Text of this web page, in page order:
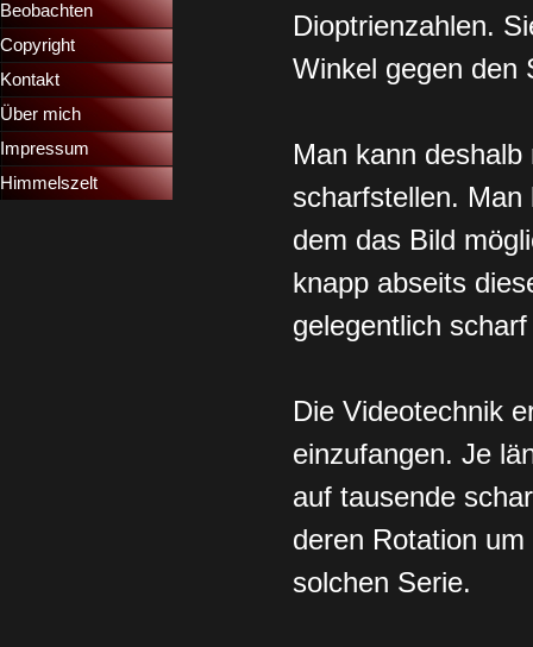
Beobachten
Copyright
Kontakt
Über mich
Impressum
Himmelszelt
Dioptrienzahlen.
Winkel gegen den
Man kann
scharfstellen.
dem das Bild
knapp abseits
gelegentlich
Die Videotechnik
einzufangen. Je
auf tausende
deren Rotation
solchen Serie.